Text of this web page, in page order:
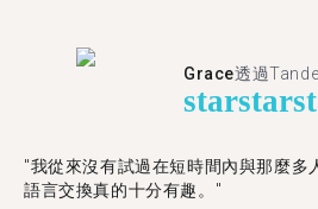
Grace透過
starstar
"我從來沒有試過在短時間內與那麼多
語言交換真的十分有趣。"